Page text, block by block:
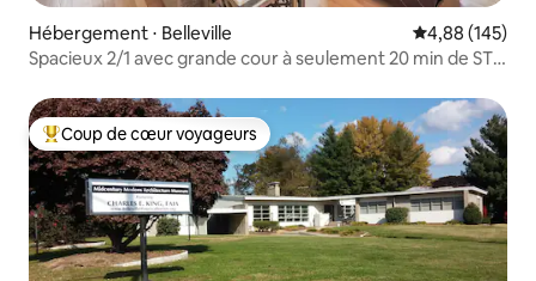
Hébergement ⋅ Belleville Évaluation
4,88 (145)
Spacieux 2/1 avec grande cour à seulement 20 min de STL
Coups de cœur voyageurs les plus appréciés
Coup de cœur voyageurs